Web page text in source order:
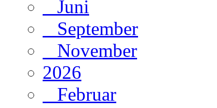
Juni
September
November
2026
Februar